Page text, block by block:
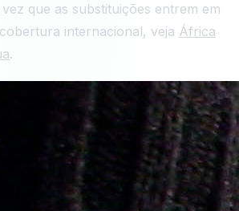
que as substituições entrem em
internacional, veja África
.